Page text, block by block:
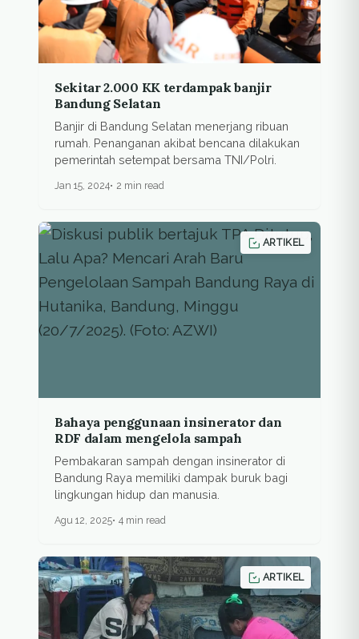
Sekitar 2.000 KK terdampak banjir
Bandung Selatan
Banjir di Bandung Selatan menerjang ribuan
rumah. Penanganan akibat bencana dilakukan
pemerintah setempat bersama TNI/Polri.
Jan 15, 2024 2 min read
ARTIKEL
Bahaya penggunaan insinerator dan
RDF dalam mengelola sampah
Pembakaran sampah dengan insinerator di
Bandung Raya memiliki dampak buruk bagi
lingkungan hidup dan manusia.
Agu 12, 2025 4 min read
ARTIKEL